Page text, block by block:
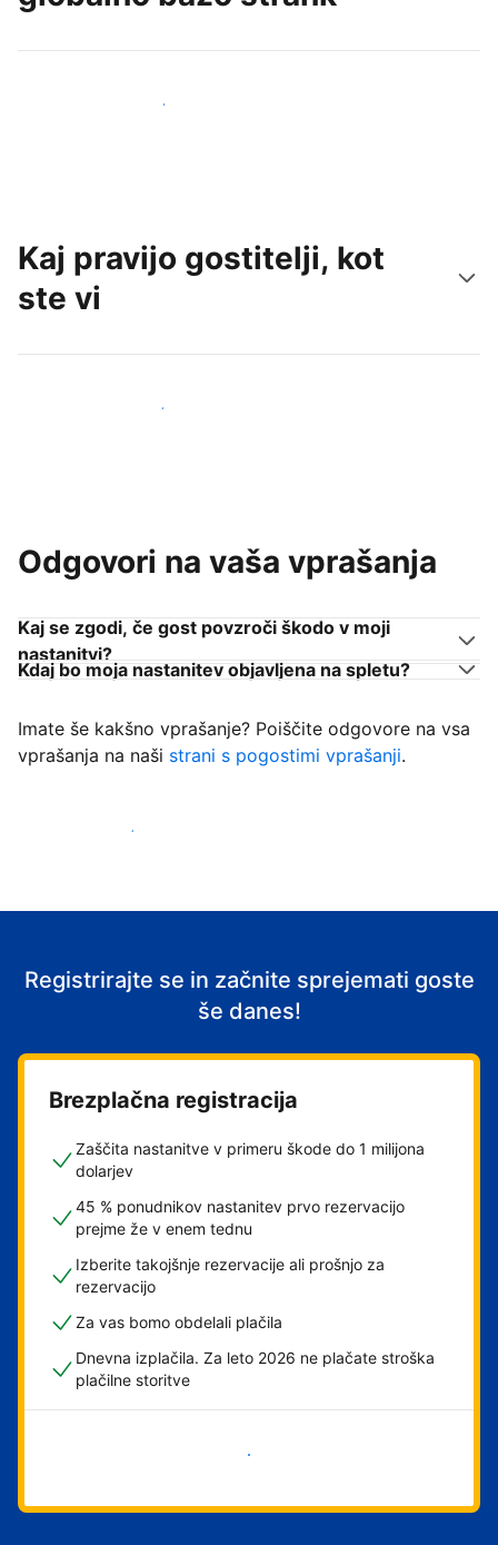
Pridobite nove goste še danes
Kaj pravijo gostitelji, kot
ste vi
Pridruži se drugim gostiteljem
Odgovori na vaša vprašanja
Kaj se zgodi, če gost povzroči škodo v moji
nastanitvi?
Kdaj bo moja nastanitev objavljena na spletu?
Imate še kakšno vprašanje? Poiščite odgovore na vsa
vprašanja na naši strani s pogostimi vprašanji.
Začni sprejemati goste
Registrirajte se in začnite sprejemati goste
še danes!
Brezplačna registracija
Zaščita nastanitve v primeru škode do 1 milijona
dolarjev
45 % ponudnikov nastanitev prvo rezervacijo
prejme že v enem tednu
Izberite takojšnje rezervacije ali prošnjo za
rezervacijo
Za vas bomo obdelali plačila
Dnevna izplačila. Za leto 2026 ne plačate stroška
plačilne storitve